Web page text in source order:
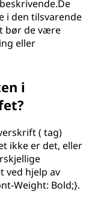
i den tilsvarende
bør de være
eller
i
( tag)
ikke er det, eller
ved hjelp av
Weight: Bold;}.